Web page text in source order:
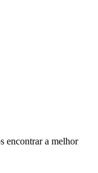
encontrar a melhor